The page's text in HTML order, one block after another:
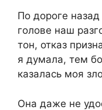
По дороге
голове наш
тон, отказ
я думала, тем
казалась моя
Она даже не